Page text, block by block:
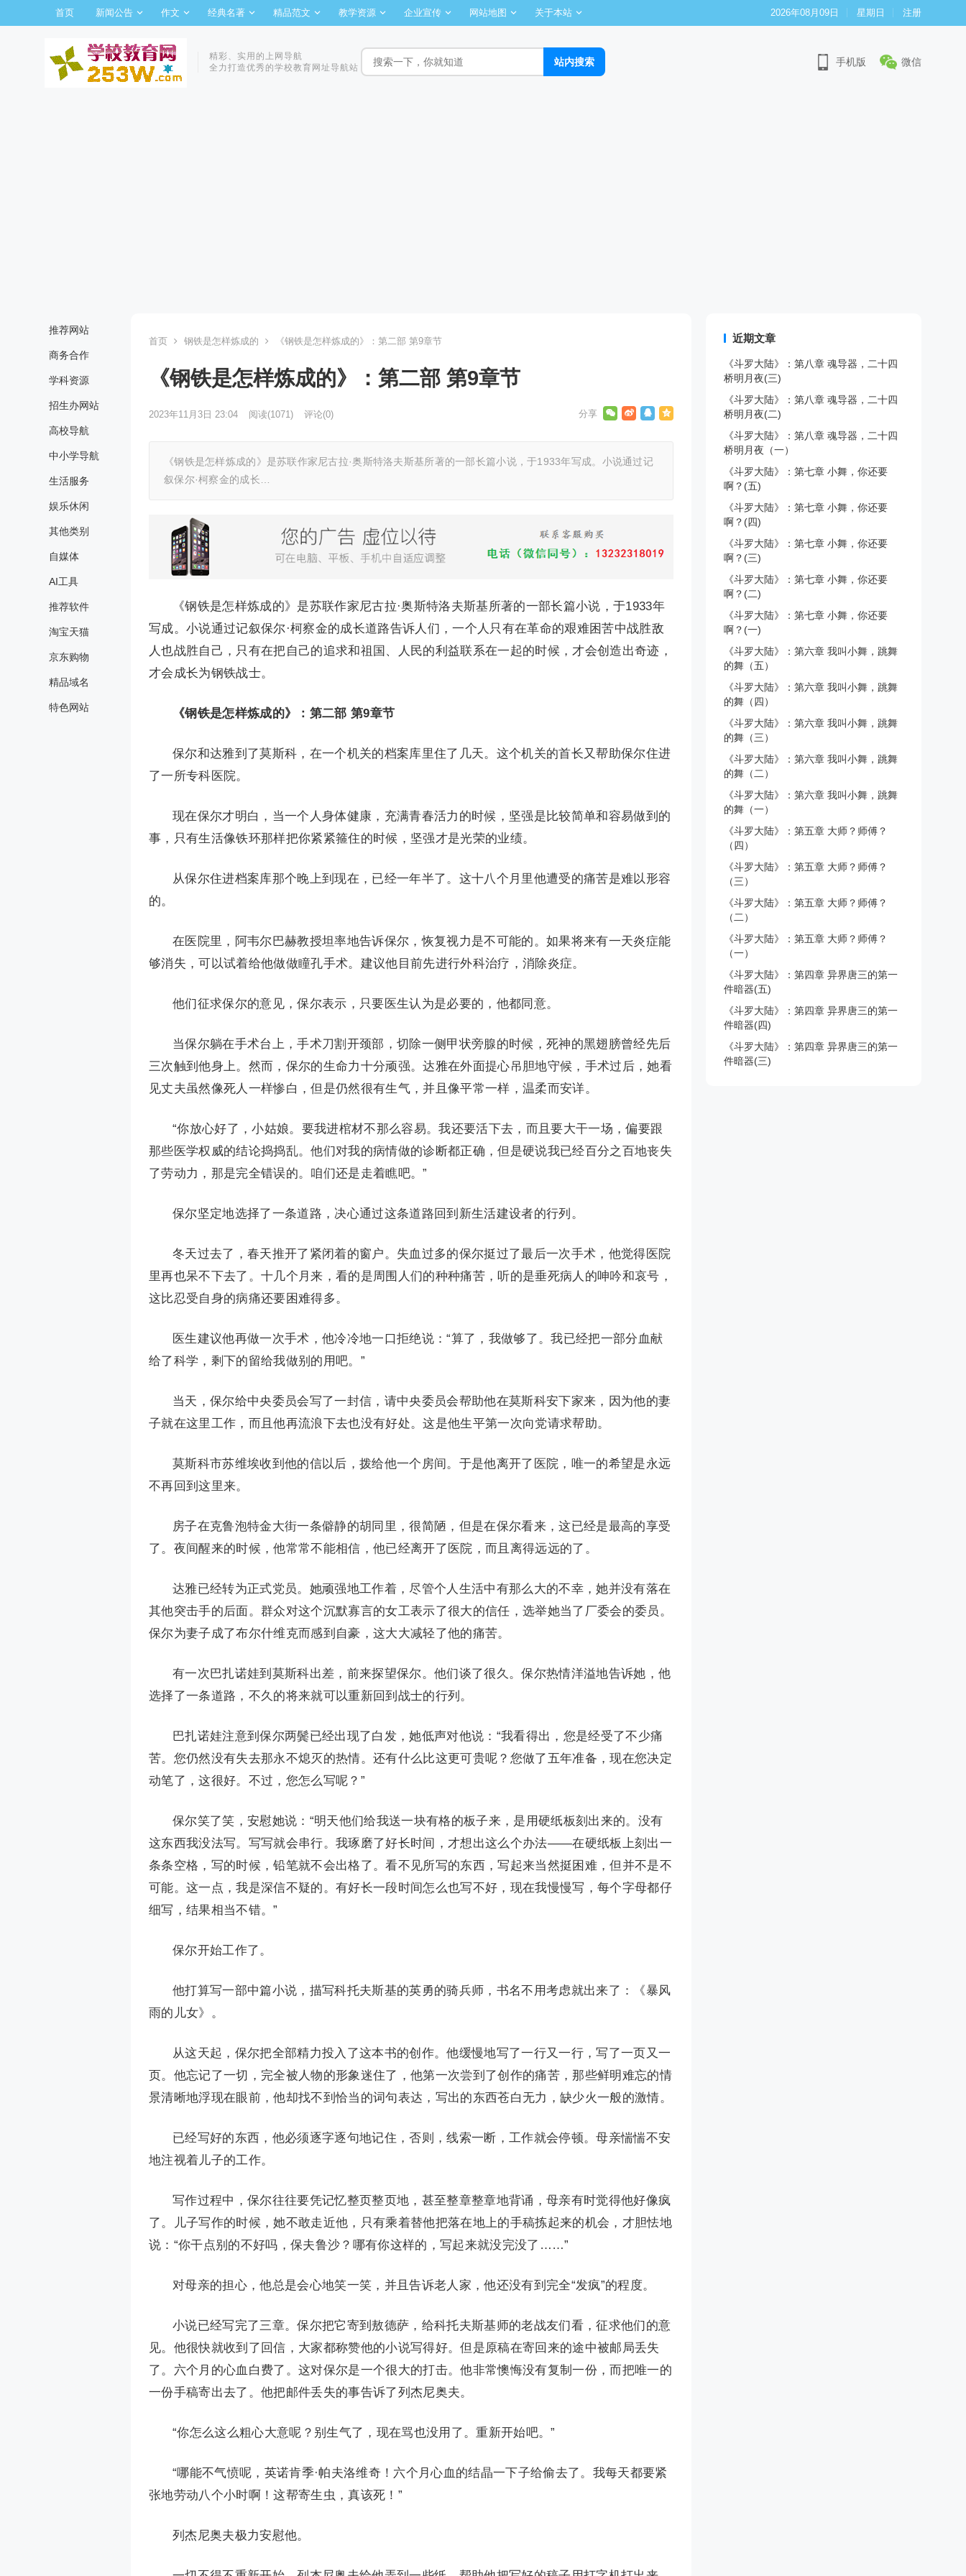
首页 新闻公告 作文 经典名著 精品范文 教学资源 企业宣传 网站地图 关于本站 2026年08月09日 星期日 注册
精彩、实用的上网导航
全力打造优秀的学校教育网址导航站
手机版 微信
推荐网站
商务合作
学科资源
招生办网站
高校导航
中小学导航
生活服务
娱乐休闲
其他类别
自媒体
AI工具
推荐软件
淘宝天猫
京东购物
精品域名
特色网站
首页 钢铁是怎样炼成的 《钢铁是怎样炼成的》：第二部 第9章节
《钢铁是怎样炼成的》：第二部 第9章节
2023年11月3日 23:04 阅读(1071) 评论(0)
《钢铁是怎样炼成的》是苏联作家尼古拉·奥斯特洛夫斯基所著的一部长篇小说，于1933年写成。小说通过记
叙保尔·柯察金的成长…
《钢铁是怎样炼成的》是苏联作家尼古拉·奥斯特洛夫斯基所著的一部长篇小说，于1933年
写成。小说通过记叙保尔·柯察金的成长道路告诉人们，一个人只有在革命的艰难困苦中战胜敌
人也战胜自己，只有在把自己的追求和祖国、人民的利益联系在一起的时候，才会创造出奇迹，
才会成长为钢铁战士。
《钢铁是怎样炼成的》：第二部 第9章节
保尔和达雅到了莫斯科，在一个机关的档案库里住了几天。这个机关的首长又帮助保尔住进
了一所专科医院。
现在保尔才明白，当一个人身体健康，充满青春活力的时候，坚强是比较简单和容易做到的
事，只有生活像铁环那样把你紧紧箍住的时候，坚强才是光荣的业绩。
从保尔住进档案库那个晚上到现在，已经一年半了。这十八个月里他遭受的痛苦是难以形容
的。
在医院里，阿韦尔巴赫教授坦率地告诉保尔，恢复视力是不可能的。如果将来有一天炎症能
够消失，可以试着给他做做瞳孔手术。建议他目前先进行外科治疗，消除炎症。
他们征求保尔的意见，保尔表示，只要医生认为是必要的，他都同意。
当保尔躺在手术台上，手术刀割开颈部，切除一侧甲状旁腺的时候，死神的黑翅膀曾经先后
三次触到他身上。然而，保尔的生命力十分顽强。达雅在外面提心吊胆地守候，手术过后，她看
见丈夫虽然像死人一样惨白，但是仍然很有生气，并且像平常一样，温柔而安详。
“你放心好了，小姑娘。要我进棺材不那么容易。我还要活下去，而且要大干一场，偏要跟
那些医学权威的结论捣捣乱。他们对我的病情做的诊断都正确，但是硬说我已经百分之百地丧失
了劳动力，那是完全错误的。咱们还是走着瞧吧。”
保尔坚定地选择了一条道路，决心通过这条道路回到新生活建设者的行列。
冬天过去了，春天推开了紧闭着的窗户。失血过多的保尔挺过了最后一次手术，他觉得医院
里再也呆不下去了。十几个月来，看的是周围人们的种种痛苦，听的是垂死病人的呻吟和哀号，
这比忍受自身的病痛还要困难得多。
医生建议他再做一次手术，他冷冷地一口拒绝说：“算了，我做够了。我已经把一部分血献
给了科学，剩下的留给我做别的用吧。”
当天，保尔给中央委员会写了一封信，请中央委员会帮助他在莫斯科安下家来，因为他的妻
子就在这里工作，而且他再流浪下去也没有好处。这是他生平第一次向党请求帮助。
莫斯科市苏维埃收到他的信以后，拨给他一个房间。于是他离开了医院，唯一的希望是永远
不再回到这里来。
房子在克鲁泡特金大街一条僻静的胡同里，很简陋，但是在保尔看来，这已经是最高的享受
了。夜间醒来的时候，他常常不能相信，他已经离开了医院，而且离得远远的了。
达雅已经转为正式党员。她顽强地工作着，尽管个人生活中有那么大的不幸，她并没有落在
其他突击手的后面。群众对这个沉默寡言的女工表示了很大的信任，选举她当了厂委会的委员。
保尔为妻子成了布尔什维克而感到自豪，这大大减轻了他的痛苦。
有一次巴扎诺娃到莫斯科出差，前来探望保尔。他们谈了很久。保尔热情洋溢地告诉她，他
选择了一条道路，不久的将来就可以重新回到战士的行列。
巴扎诺娃注意到保尔两鬓已经出现了白发，她低声对他说：“我看得出，您是经受了不少痛
苦。您仍然没有失去那永不熄灭的热情。还有什么比这更可贵呢？您做了五年准备，现在您决定
动笔了，这很好。不过，您怎么写呢？”
保尔笑了笑，安慰她说：“明天他们给我送一块有格的板子来，是用硬纸板刻出来的。没有
这东西我没法写。写写就会串行。我琢磨了好长时间，才想出这么个办法——在硬纸板上刻出一
条条空格，写的时候，铅笔就不会出格了。看不见所写的东西，写起来当然挺困难，但并不是不
可能。这一点，我是深信不疑的。有好长一段时间怎么也写不好，现在我慢慢写，每个字母都仔
细写，结果相当不错。”
保尔开始工作了。
他打算写一部中篇小说，描写科托夫斯基的英勇的骑兵师，书名不用考虑就出来了：《暴风
雨的儿女》。
从这天起，保尔把全部精力投入了这本书的创作。他缓慢地写了一行又一行，写了一页又一
页。他忘记了一切，完全被人物的形象迷住了，他第一次尝到了创作的痛苦，那些鲜明难忘的情
景清晰地浮现在眼前，他却找不到恰当的词句表达，写出的东西苍白无力，缺少火一般的激情。
已经写好的东西，他必须逐字逐句地记住，否则，线索一断，工作就会停顿。母亲惴惴不安
地注视着儿子的工作。
写作过程中，保尔往往要凭记忆整页整页地，甚至整章整章地背诵，母亲有时觉得他好像疯
了。儿子写作的时候，她不敢走近他，只有乘着替他把落在地上的手稿拣起来的机会，才胆怯地
说：“你干点别的不好吗，保夫鲁沙？哪有你这样的，写起来就没完没了……”
对母亲的担心，他总是会心地笑一笑，并且告诉老人家，他还没有到完全“发疯”的程度。
小说已经写完了三章。保尔把它寄到敖德萨，给科托夫斯基师的老战友们看，征求他们的意
见。他很快就收到了回信，大家都称赞他的小说写得好。但是原稿在寄回来的途中被邮局丢失
了。六个月的心血白费了。这对保尔是一个很大的打击。他非常懊悔没有复制一份，而把唯一的
一份手稿寄出去了。他把邮件丢失的事告诉了列杰尼奥夫。
“你怎么这么粗心大意呢？别生气了，现在骂也没用了。重新开始吧。”
“哪能不气愤呢，英诺肯季·帕夫洛维奇！六个月心血的结晶一下子给偷去了。我每天都要紧
张地劳动八个小时啊！这帮寄生虫，真该死！”
列杰尼奥夫极力安慰他。
近期文章
《斗罗大陆》：第八章 魂导器，二十四
桥明月夜(三)
《斗罗大陆》：第八章 魂导器，二十四
桥明月夜(二)
《斗罗大陆》：第八章 魂导器，二十四
桥明月夜（一）
《斗罗大陆》：第七章 小舞，你还要
啊？(五)
《斗罗大陆》：第七章 小舞，你还要
啊？(四)
《斗罗大陆》：第七章 小舞，你还要
啊？(三)
《斗罗大陆》：第七章 小舞，你还要
啊？(二)
《斗罗大陆》：第七章 小舞，你还要
啊？(一)
《斗罗大陆》：第六章 我叫小舞，跳舞
的舞（五）
《斗罗大陆》：第六章 我叫小舞，跳舞
的舞（四）
《斗罗大陆》：第六章 我叫小舞，跳舞
的舞（三）
《斗罗大陆》：第六章 我叫小舞，跳舞
的舞（二）
《斗罗大陆》：第六章 我叫小舞，跳舞
的舞（一）
《斗罗大陆》：第五章 大师？师傅？
（四）
《斗罗大陆》：第五章 大师？师傅？
（三）
《斗罗大陆》：第五章 大师？师傅？
（二）
《斗罗大陆》：第五章 大师？师傅？
（一）
《斗罗大陆》：第四章 异界唐三的第一
件暗器(五)
《斗罗大陆》：第四章 异界唐三的第一
件暗器(四)
《斗罗大陆》：第四章 异界唐三的第一
件暗器(三)